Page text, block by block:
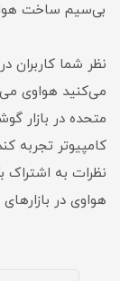
بی‌سیم ساخت
نظر شما کاربران
می‌کنید هواوی
متحده در بازار
کامپیوتر تجربه
نظرات به اشتراک
هواوی در